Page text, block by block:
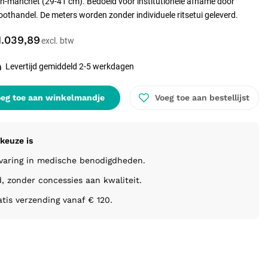
toe aan winkelmandje Voeg toe aan bestellijst
is
in medische benodigdheden.
zonder concessies aan kwaliteit.
verzending vanaf € 120.
Levertijd gemiddeld 2-5 werkdagen
De meters worden zonder individuele ritsetui geleverd.